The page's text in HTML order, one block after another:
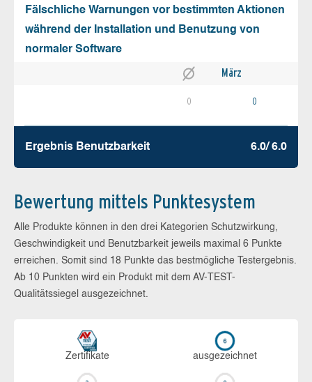
Fälschliche Warnungen vor bestimmten Aktionen
während der Installation und Benutzung von
normaler Software
März
0 0
Ergebnis Benutz­barkeit 6.0/ 6.0
Bewertung mittels Punktesystem
Alle Produkte können in den drei Kategorien Schutzwirkung,
Geschwindigkeit und Benutzbarkeit jeweils maximal 6 Punkte
erreichen. Somit sind 18 Punkte das bestmögliche Testergebnis.
Ab 10 Punkten wird ein Produkt mit dem AV-TEST-
Qualitätssiegel ausgezeichnet.
Zerti­fikate aus­ge­zeich­net